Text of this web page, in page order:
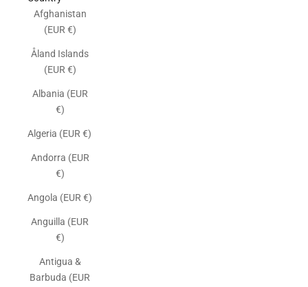
Afghanistan
(EUR €)
Åland Islands
(EUR €)
Albania (EUR
€)
Algeria (EUR €)
Andorra (EUR
€)
Angola (EUR €)
Anguilla (EUR
€)
Antigua &
Barbuda (EUR